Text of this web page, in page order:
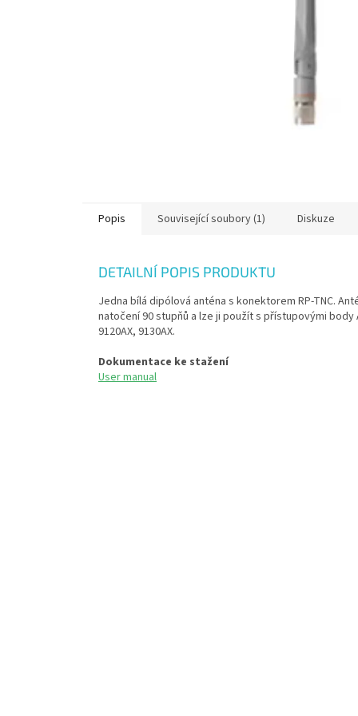
Popis Související soubory (1) Diskuze
DETAILNÍ POPIS PRODUKTU
Jedna bílá dipólová anténa s konektorem RP-TNC.
natočení 90 stupňů a lze ji použít s přístupovými body
9120AX, 9130AX.
Dokumentace ke stažení
User manual